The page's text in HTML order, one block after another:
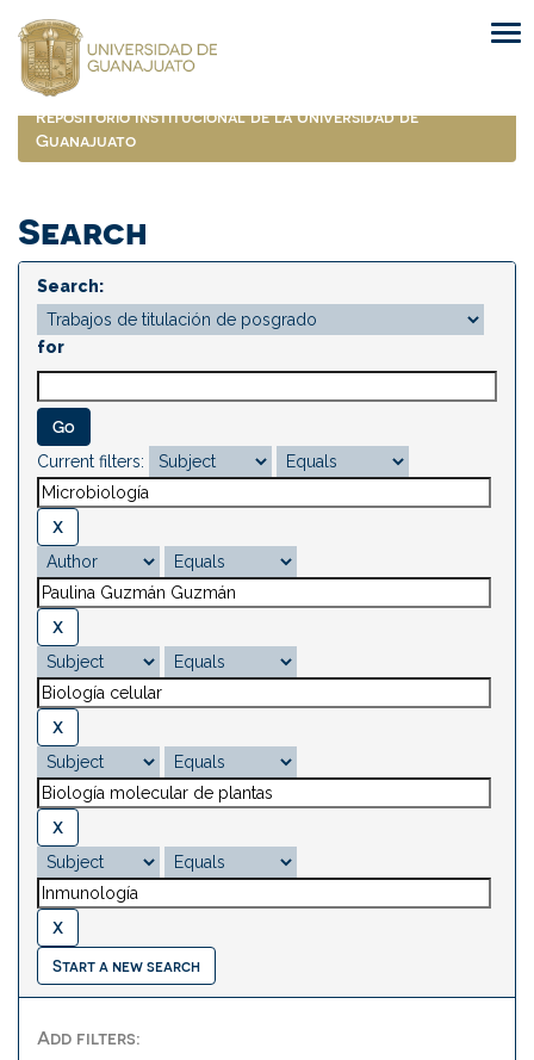
navigation
Repositorio Institucional de la Universidad de
Guanajuato
Search
Search:
for
Current filters:
Start a new search
Add filters: